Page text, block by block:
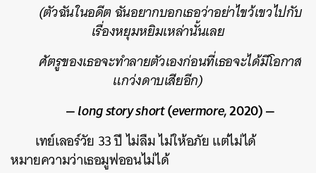
(ตัวฉันในอดีต ฉันอยากบอกเธอว่าอย่าไขว้เขวไปกับ
เรื่องหยุมหยิมเหล่านั้นเลย
ศัตรูของเธอจะทำลายตัวเองก่อนที่เธอจะได้มีโอกาส
แกว่งดาบเสียอีก)
—long story short(evermore, 2020) —
เทย์เลอร์วัย 33 ปี ไม่ลืม ไม่ให้อภัย แต่ไม่ได้
หมายความว่าเธอมูฟออนไม่ได้